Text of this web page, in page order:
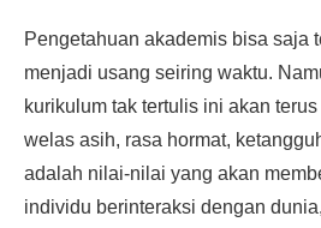
Pengetahuan akademis bisa saja
menjadi usang seiring waktu.
kurikulum tak tertulis ini akan
welas asih, rasa hormat,
adalah nilai-nilai yang akan
individu berinteraksi dengan